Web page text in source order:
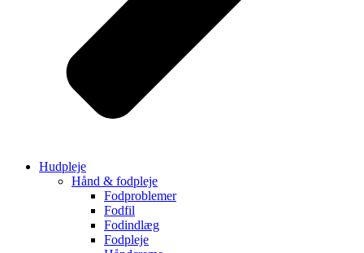
Hudpleje
Hånd & fodpleje
Fodproblemer
Fodfil
Fodindlæg
Fodpleje